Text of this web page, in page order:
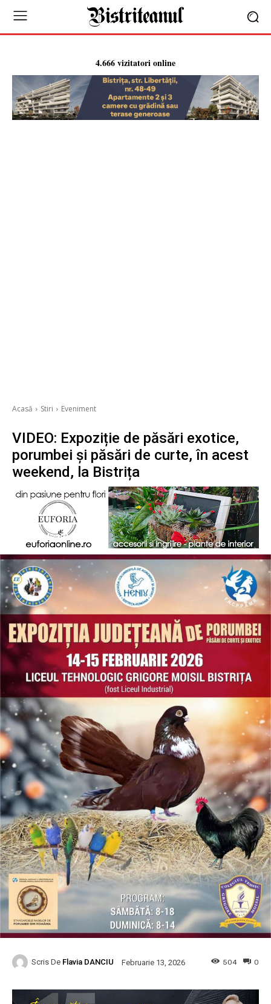
4.666 vizitatori online
Acasă Stiri Eveniment
VIDEO: Expoziție de păsări exotice,
porumbei și păsări de curte, în acest
weekend, la Bistrița
Scris De Flavia DANCIU Februarie 13, 2026 0
504